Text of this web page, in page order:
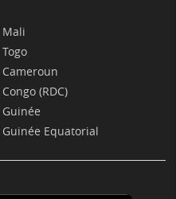
Mali
Togo
Cameroun
Congo (RDC)
Guinée
Guinée Equatorial